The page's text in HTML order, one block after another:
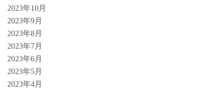
2023年10月
2023年9月
2023年8月
2023年7月
2023年6月
2023年5月
2023年4月